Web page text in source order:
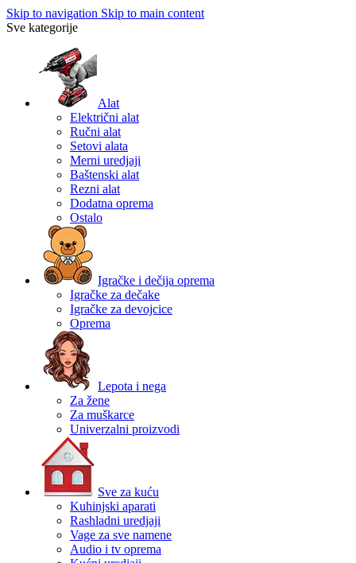
Skip to navigation Skip to main content
Sve kategorije
Alat
Električni alat
Ručni alat
Setovi alata
Merni uredjaji
Baštenski alat
Rezni alat
Dodatna oprema
Ostalo
Igračke i dečija oprema
Igračke za dečake
Igračke za devojcice
Oprema
Lepota i nega
Za žene
Za muškarce
Univerzalni proizvodi
Sve za kuću
Kuhinjski aparati
Rashladni uredjaji
Vage za sve namene
Audio i tv oprema